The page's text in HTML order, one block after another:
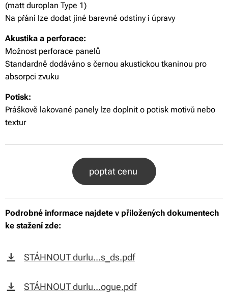
(matt duroplan Type 1)
Na přání lze dodat jiné barevné odstíny i úpravy
Akustika a perforace:
Možnost perforace panelů
Standardně dodáváno s černou akustickou tkaninou pro
absorpci zvuku
Potisk:
Práškově lakované panely lze doplnit o potisk motivů nebo
textur
poptat cenu
Podrobné informace najdete v přiložených dokumentech
ke stažení zde:
STÁHNOUT durlu...s_ds.pdf
STÁHNOUT durlu...ogue.pdf